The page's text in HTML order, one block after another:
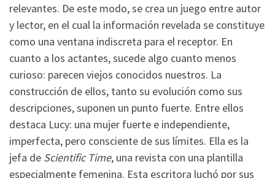
relevantes. De este modo, se crea un juego entre autor
y lector, en el cual la información revelada se constituye
como una ventana indiscreta para el receptor. En
cuanto a los actantes, sucede algo cuanto menos
curioso: parecen viejos conocidos nuestros. La
construcción de ellos, tanto su evolución como sus
descripciones, suponen un punto fuerte. Entre ellos
destaca Lucy: una mujer fuerte e independiente,
imperfecta, pero consciente de sus límites. Ella es la
jefa de Scientific Time, una revista con una plantilla
especialmente femenina. Esta escritora luchó por sus